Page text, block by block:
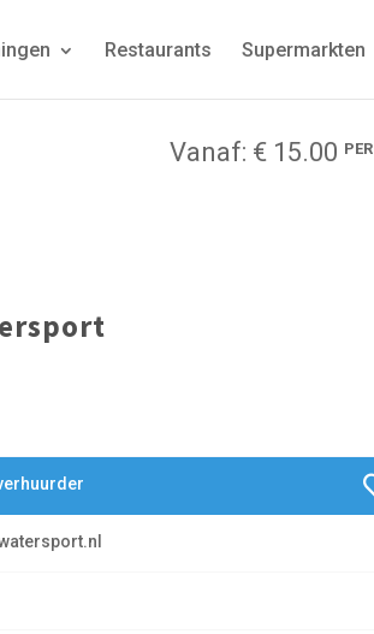
Restaurants Supermarkten
Vanaf: € 15.00